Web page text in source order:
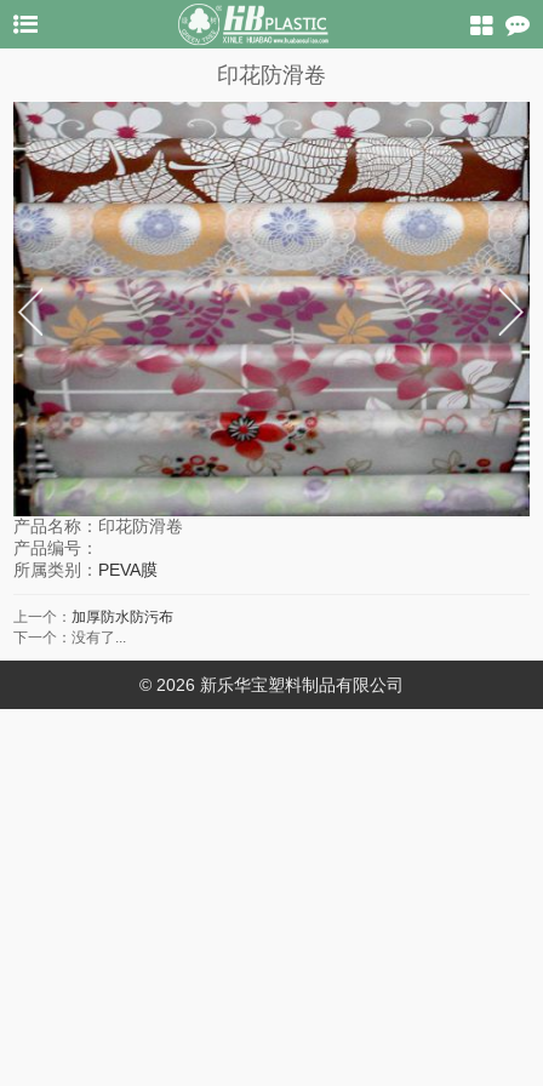
印花防滑卷
产品名称： 印花防滑卷
产品编号：
所属类别： PEVA膜
上一个：加厚防水防污布
下一个：没有了...
© 2026 新乐华宝塑料制品有限公司